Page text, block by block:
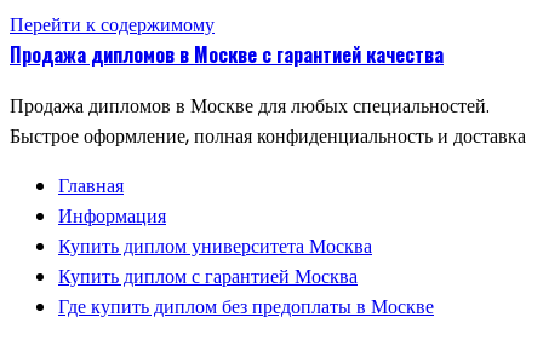
Перейти к содержимому
Продажа дипломов в Москве с гарантией качества
Продажа дипломов в Москве для любых специальностей.
Быстрое оформление, полная конфиденциальность и доставка
Главная
Информация
Купить диплом университета Москва
Купить диплом с гарантией Москва
Где купить диплом без предоплаты в Москве